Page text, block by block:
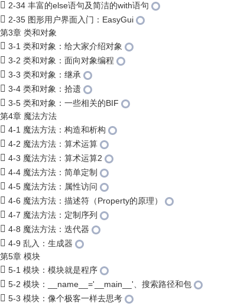
2-34 丰富的else语句及简洁的with语句
2-35 图形用户界面入门：EasyGui
第3章 类和对象
3-1 类和对象：给大家介绍对象
3-2 类和对象：面向对象编程
3-3 类和对象：继承
3-4 类和对象：拾遗
3-5 类和对象：一些相关的BIF
第4章 魔法方法
4-1 魔法方法：构造和析构
4-2 魔法方法：算术运算
4-3 魔法方法：算术运算2
4-4 魔法方法：简单定制
4-5 魔法方法：属性访问
4-6 魔法方法：描述符（Property的原理）
4-7 魔法方法：定制序列
4-8 魔法方法：迭代器
4-9 乱入：生成器
第5章 模块
5-1 模块：模块就是程序
5-2 模块：__name__='__main__'、搜索路径和包
5-3 模块：像个极客一样去思考